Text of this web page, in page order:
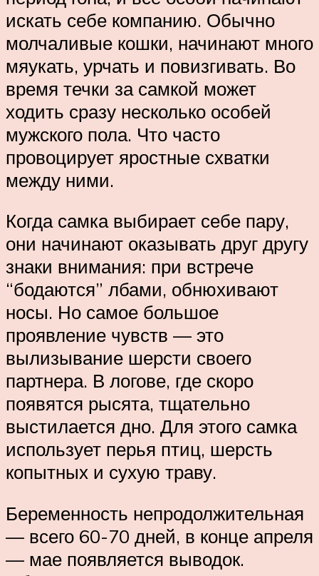
искать себе компанию. Обычно
молчаливые кошки, начинают много
мяукать, урчать и повизгивать. Во
время течки за самкой может
ходить сразу несколько особей
мужского пола. Что часто
провоцирует яростные схватки
между ними.
Когда самка выбирает себе пару,
они начинают оказывать друг другу
знаки внимания: при встрече
“бодаются” лбами, обнюхивают
носы. Но самое большое
проявление чувств — это
вылизывание шерсти своего
партнера. В логове, где скоро
появятся рысята, тщательно
выстилается дно. Для этого самка
использует перья птиц, шерсть
копытных и сухую траву.
Беременность непродолжительная
— всего 60-70 дней, в конце апреля
— мае появляется выводок.